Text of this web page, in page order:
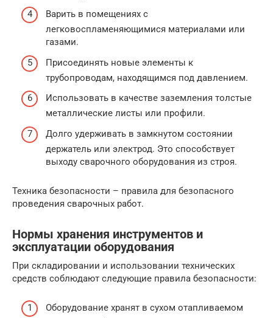
Варить в помещениях с
легковоспламеняющимися материалами или
газами.
Присоединять новые элементы к
трубопроводам, находящимся под давлением.
Использовать в качестве заземления толстые
металлические листы или профили.
Долго удерживать в замкнутом состоянии
держатель или электрод. Это способствует
выходу сварочного оборудования из строя.
Техника безопасности – правила для безопасного
проведения сварочных работ.
Нормы хранения инструментов и
эксплуатации оборудования
При складировании и использовании технических
средств соблюдают следующие правила безопасности:
Оборудование хранят в сухом отапливаемом